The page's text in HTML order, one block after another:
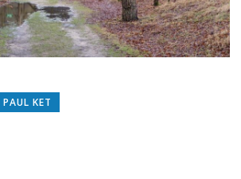
PAUL KET